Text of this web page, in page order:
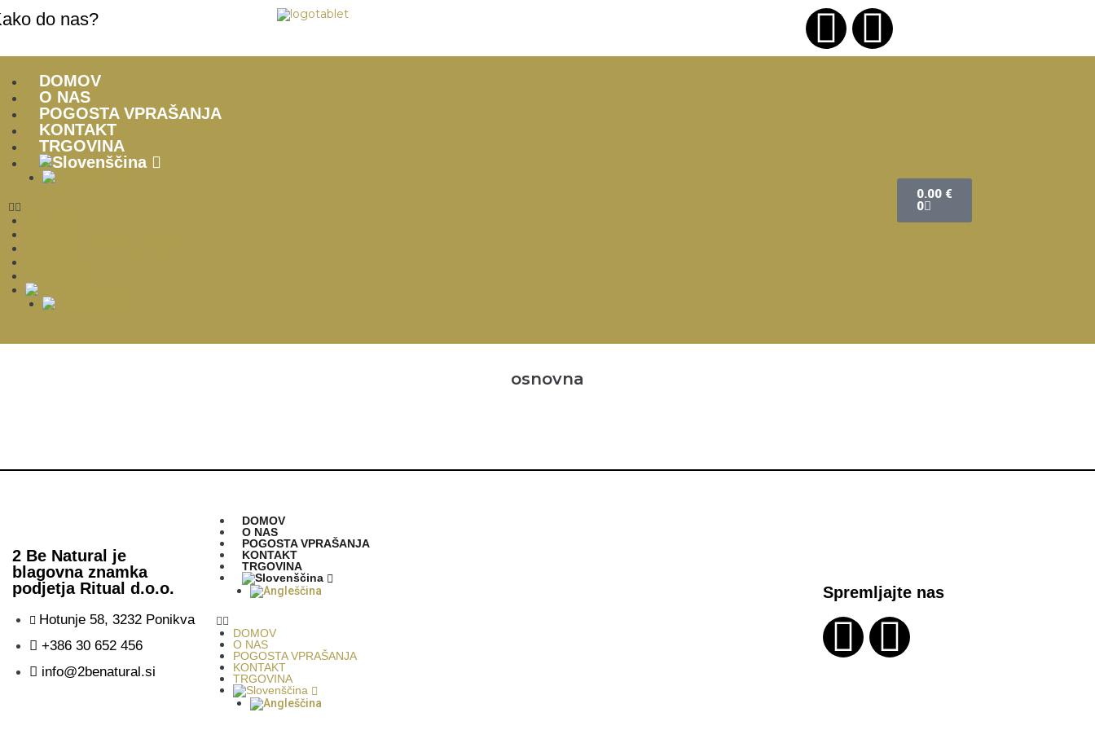
do nas?
DOMOV
O NAS
POGOSTA VPRAŠANJA
KONTAKT
TRGOVINA
0.00 €
0
osnovna
2 Be Natural je
blagovna znamka
podjetja Ritual d.o.o.
Hotunje 58, 3232 Ponikva
+386 30 652 456
info@2benatural.si
DOMOV
O NAS
POGOSTA VPRAŠANJA
KONTAKT
TRGOVINA
DOMOV
O NAS
POGOSTA VPRAŠANJA
KONTAKT
TRGOVINA
Spremljajte nas